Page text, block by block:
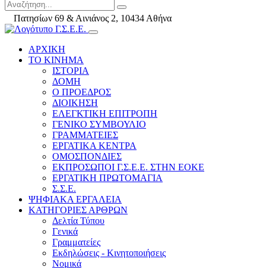
Πατησίων 69 & Αινιάνος 2, 10434 Αθήνα
ΑΡΧΙΚΗ
ΤΟ ΚΙΝΗΜΑ
ΙΣΤΟΡΙΑ
ΔΟΜΗ
Ο ΠΡΟΕΔΡΟΣ
ΔΙΟΙΚΗΣΗ
ΕΛΕΓΚΤΙΚΗ ΕΠΙΤΡΟΠΗ
ΓΕΝΙΚΟ ΣΥΜΒΟΥΛΙΟ
ΓΡΑΜΜΑΤΕΙΕΣ
ΕΡΓΑΤΙΚΑ ΚΕΝΤΡΑ
ΟΜΟΣΠΟΝΔΙΕΣ
ΕΚΠΡΟΣΩΠΟΙ Γ.Σ.Ε.Ε. ΣΤΗΝ ΕΟΚΕ
ΕΡΓΑΤΙΚΗ ΠΡΩΤΟΜΑΓΙΑ
Σ.Σ.Ε.
ΨΗΦΙΑΚΑ ΕΡΓΑΛΕΙΑ
ΚΑΤΗΓΟΡΙΕΣ ΑΡΘΡΩΝ
Δελτία Τύπου
Γενικά
Γραμματείες
Εκδηλώσεις - Κινητοποιήσεις
Νομικά